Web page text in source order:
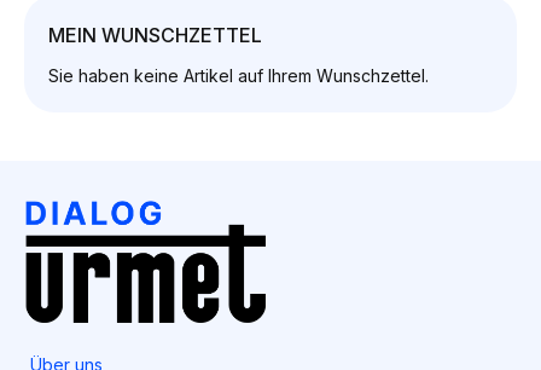
MEIN WUNSCHZETTEL
Sie haben keine Artikel auf Ihrem Wunschzettel.
Über uns